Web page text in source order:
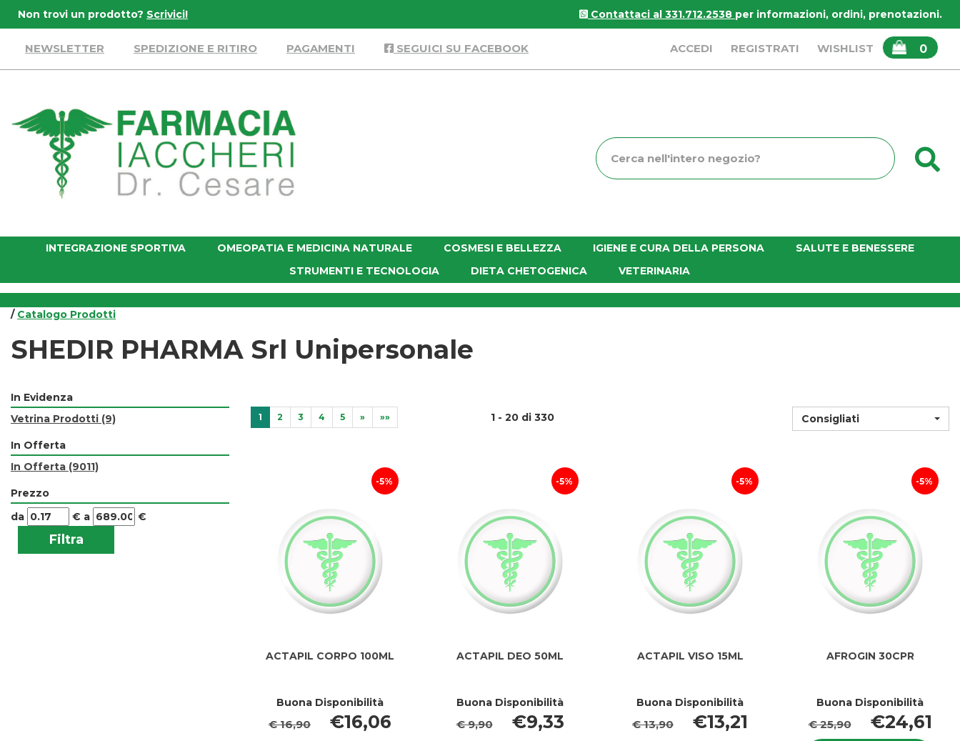
principale
Contattaci al 331.712.2538 per informazioni, ordini, prenotazioni.
Non trovi un prodotto? Scrivici!
NEWSLETTER SPEDIZIONE E RITIRO PAGAMENTI SEGUICI SU FACEBOOK ACCEDI REGISTRATI WISHLIST 0
ARTICOLI
INSERITI
Farmacia
Iaccheri
Cerca
Prodotto
INTEGRAZIONE SPORTIVA OMEOPATIA E MEDICINA NATURALE COSMESI E BELLEZZA IGIENE E CURA DELLA PERSONA
SALUTE E BENESSERE
STRUMENTI E TECNOLOGIA
DIETA CHETOGENICA VETERINARIA
/ Catalogo Prodotti
SHEDIR PHARMA Srl Unipersonale
In Evidenza
Vetrina Prodotti (9)
In Offerta
In Offerta (9011)
Prezzo
filtra
da
da € filtra
a
a €
1 2 3 4 5 » »» 1 - 20 di 330 Consigliati
ACTAPIL CORPO 100ML
Buona Disponibilità
5%
€ 16,90 €16,06
ACTAPIL DEO 50ML
Buona Disponibilità
5%
€ 9,90 €9,33
ACTAPIL VISO 15ML
Buona Disponibilità
5%
€ 13,90 €13,21
AFROGIN 30CPR
Buona Disponibilità
5%
€ 25,90 €24,61